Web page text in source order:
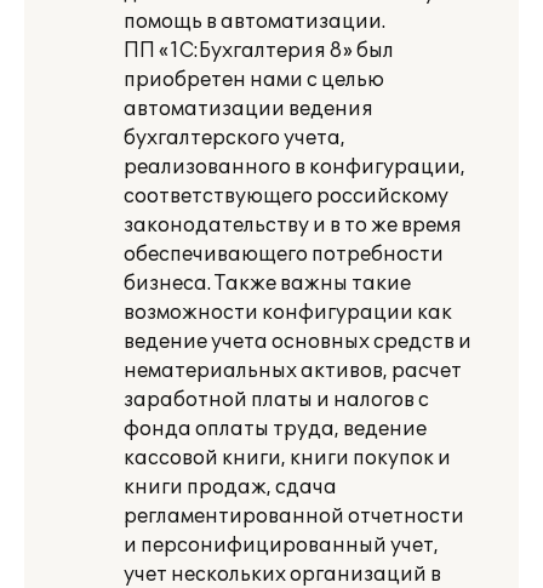
помощь в автоматизации.
ПП «1С:Бухгалтерия 8» был
приобретен нами с целью
автоматизации ведения
бухгалтерского учета,
реализованного в конфигурации,
соответствующего российскому
законодательству и в то же время
обеспечивающего потребности
бизнеса. Также важны такие
возможности конфигурации как
ведение учета основных средств и
нематериальных активов, расчет
заработной платы и налогов с
фонда оплаты труда, ведение
кассовой книги, книги покупок и
книги продаж, сдача
регламентированной отчетности
и персонифицированный учет,
учет нескольких организаций в